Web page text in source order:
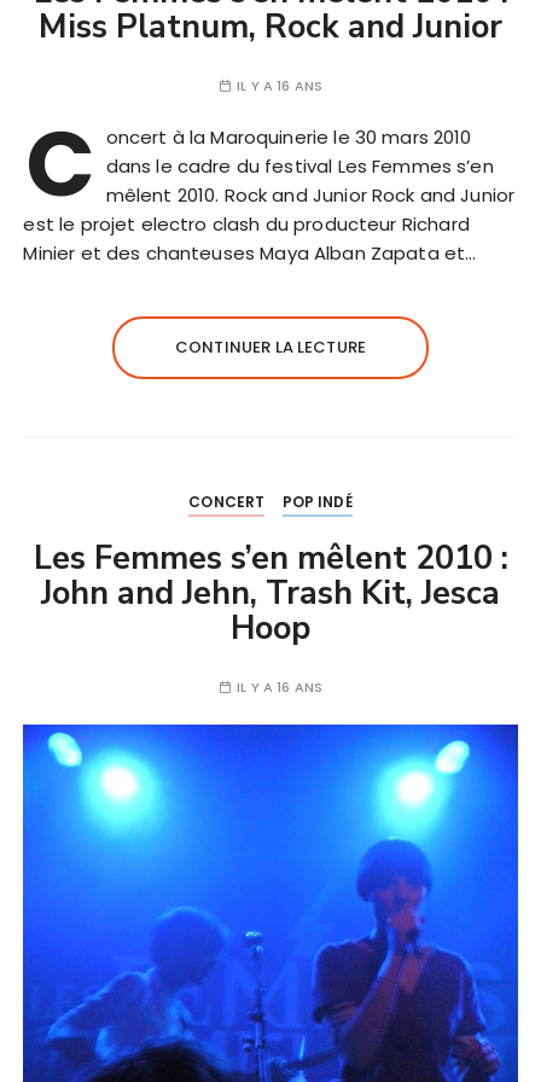
Miss Platnum, Rock and Junior
IL Y A 16 ANS
C oncert à la Maroquinerie le 30 mars 2010
dans le cadre du festival Les Femmes s’en
mêlent 2010. Rock and Junior Rock and Junior
est le projet electro clash du producteur Richard
Minier et des chanteuses Maya Alban Zapata et…
CONTINUER LA LECTURE
CONCERT POP INDÉ
Les Femmes s’en mêlent 2010 :
John and Jehn, Trash Kit, Jesca
Hoop
IL Y A 16 ANS